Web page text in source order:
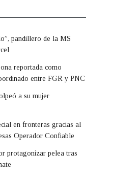
pandillero de la MS
reportada como
entre FGR y PNC
a su mujer
en fronteras gracias al
Operador Confiable
protagonizar pelea tras